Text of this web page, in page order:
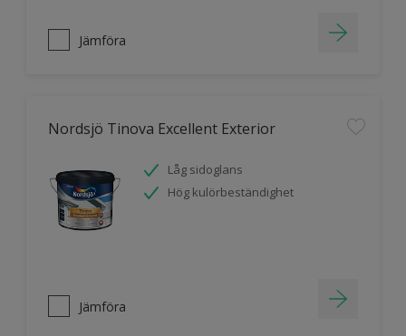
Jämföra
Nordsjö Tinova Excellent Exterior
Låg sidoglans
Hög kulörbeständighet
Jämföra